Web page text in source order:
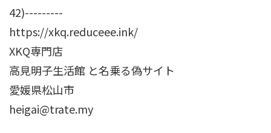
42)---------
https://xkq.reduceee.ink/
XKQ専門店
高見明子生活館 と名乗る偽サイト
愛媛県松山市
heigai@trate.my